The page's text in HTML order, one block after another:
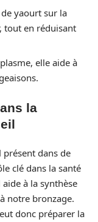
yaourt sur la
tout en réduisant
elle aide à
la
dans de
clé dans la santé
à la synthèse
notre bronzage.
donc préparer la